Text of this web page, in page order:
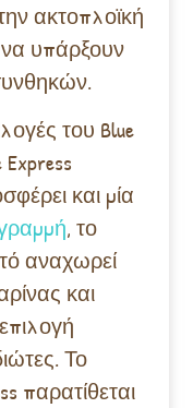
ακτοπλοϊκή
να υπάρξουν
του Blue
Express
και μία
, το
αναχωρεί
και
Το
παρατίθεται